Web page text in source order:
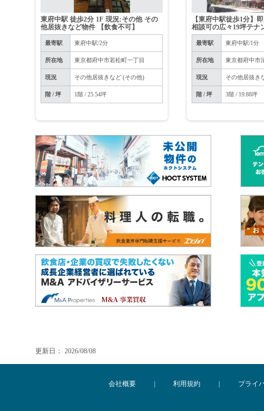
東府中駅 徒歩2分 1F 現況:その他 その
他居抜きなど物件 【飲食不可】
最寄駅 東府中駅/2分
所在地 東京都府中市若松町一丁目
現況 その他居抜きなど (その他)
階 / 坪 1階 / 25.54坪
【東府中駅徒歩1分】
相談可の広々19坪テナ
ター・エアコン完備で
最寄駅 東府中駅/1分
所在地 東京都府中市
現況 その他居抜き
階 / 坪 3階 / 19.88坪
更新日： 2026/08/08
会社概要 利用規約 プライ